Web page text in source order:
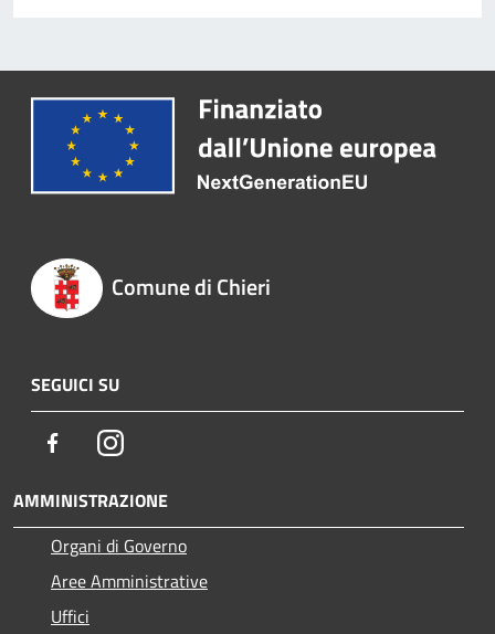
Comune di Chieri
SEGUICI SU
FacebookInstagram
AMMINISTRAZIONE
Organi di Governo
Aree Amministrative
Uffici